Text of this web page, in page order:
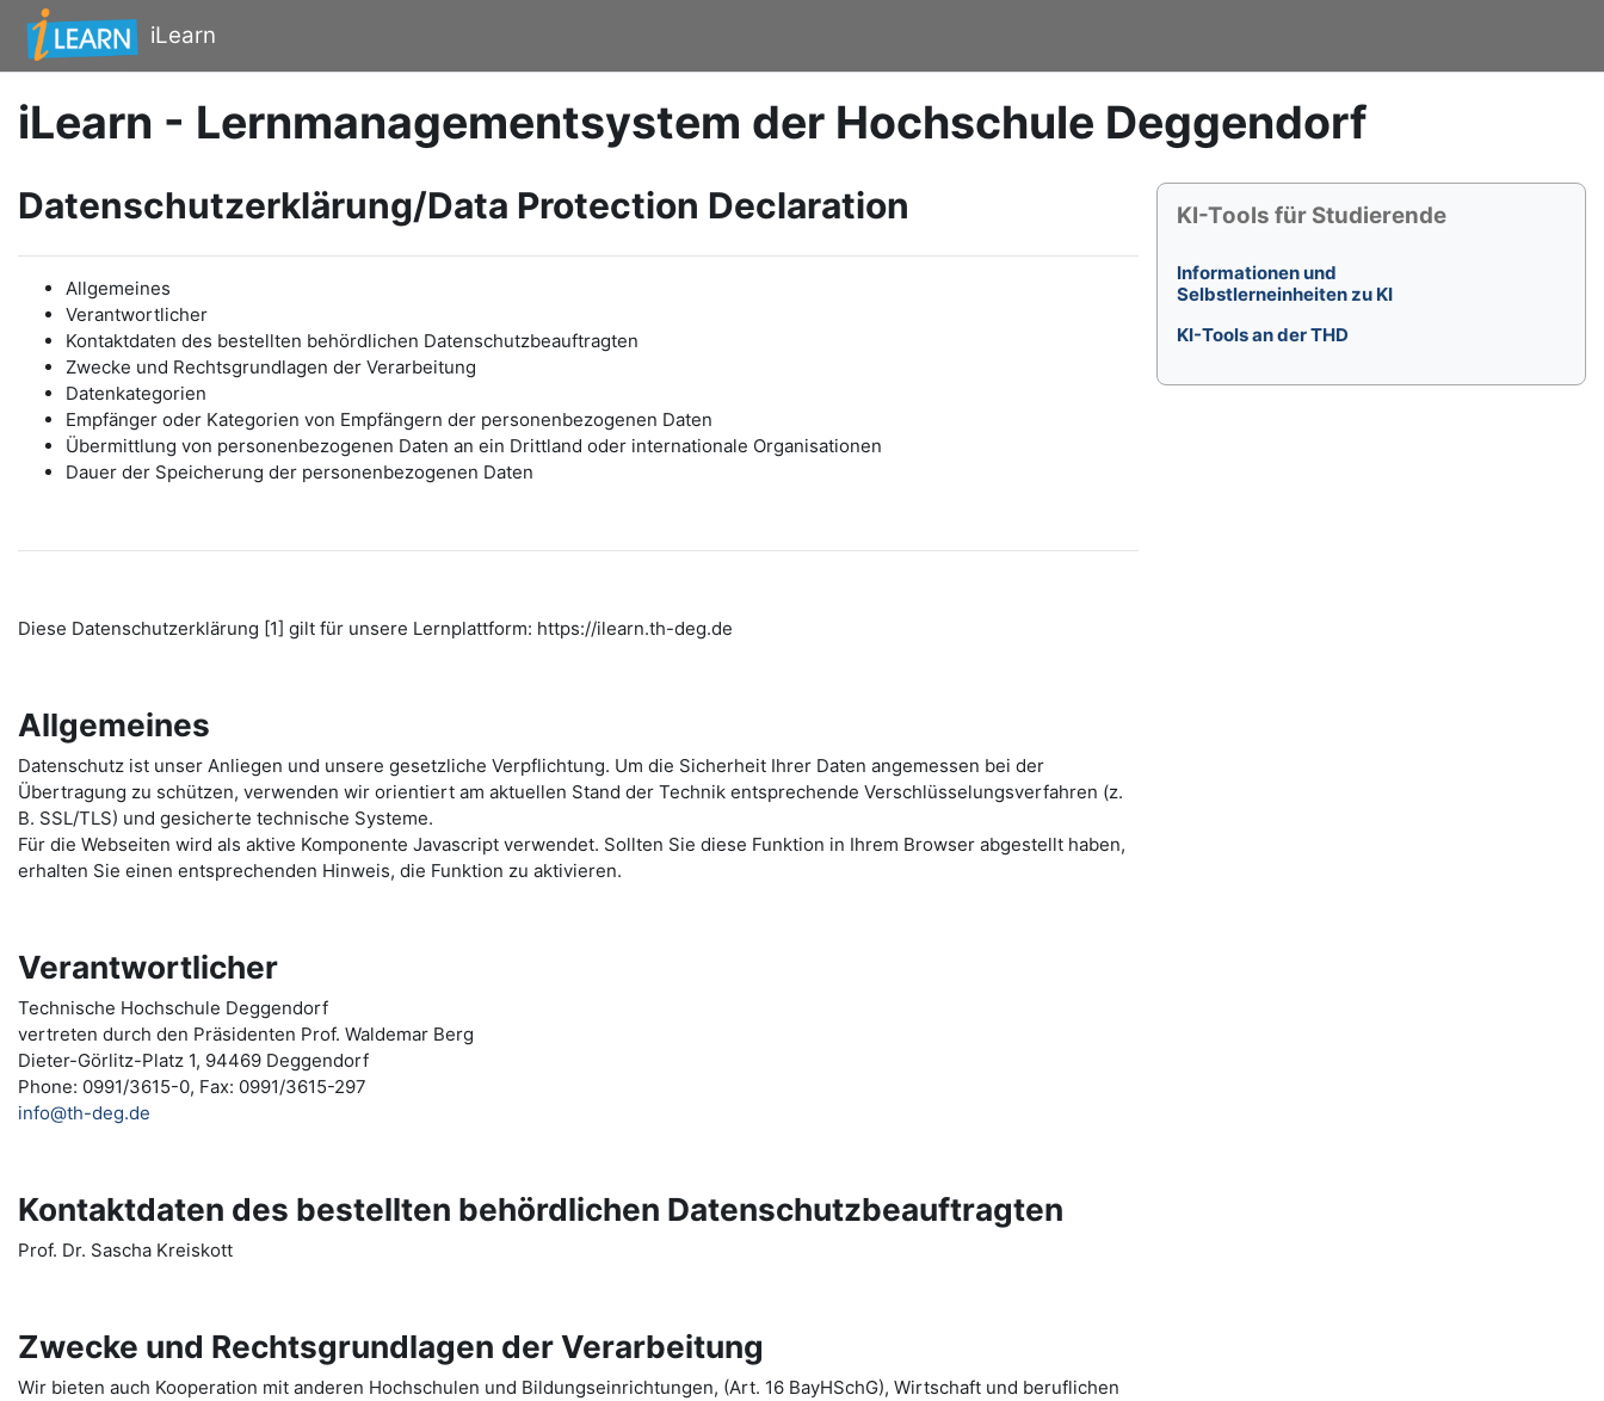
Zum Hauptinhalt
iLearn
iLearn - Lernmanagementsystem der Hochschule Deggendorf
Datenschutzerklärung/Data Protection Declaration
Allgemeines
Verantwortlicher
Kontaktdaten des bestellten behördlichen Datenschutzbeauftragten
Zwecke und Rechtsgrundlagen der Verarbeitung
Datenkategorien
Empfänger oder Kategorien von Empfängern der personenbezogenen Daten
Übermittlung von personenbezogenen Daten an ein Drittland oder internationale Organisationen
Dauer der Speicherung der personenbezogenen Daten
Diese Datenschutzerklärung [1] gilt für unsere Lernplattform: https://ilearn.th-deg.de
Allgemeines
Datenschutz ist unser Anliegen und unsere gesetzliche Verpflichtung. Um die Sicherheit Ihrer Daten angemessen bei der
Übertragung zu schützen, verwenden wir orientiert am aktuellen Stand der Technik entsprechende Verschlüsselungsverfahren (z.
B. SSL/TLS) und gesicherte technische Systeme.
Für die Webseiten wird als aktive Komponente Javascript verwendet. Sollten Sie diese Funktion in Ihrem Browser abgestellt haben,
erhalten Sie einen entsprechenden Hinweis, die Funktion zu aktivieren.
Verantwortlicher
Technische Hochschule Deggendorf
vertreten durch den Präsidenten Prof. Waldemar Berg
Dieter-Görlitz-Platz 1, 94469 Deggendorf
Phone: 0991/3615-0, Fax: 0991/3615-297
info@th-deg.de
Kontaktdaten des bestellten behördlichen Datenschutzbeauftragten
Prof. Dr. Sascha Kreiskott
Zwecke und Rechtsgrundlagen der Verarbeitung
Wir bieten auch Kooperation mit anderen Hochschulen und Bildungseinrichtungen, (Art. 16 BayHSchG), Wirtschaft und beruflichen
Blöcke
KI-Tools für Studierende überspringen
KI-Tools für Studierende
Informationen und
Selbstlerneinheiten zu KI
KI-Tools an der THD